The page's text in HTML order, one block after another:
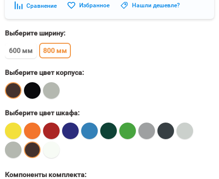
Сравнение Избранное Нашли дешевле?
Выберите ширину:
600 мм 800 мм
Выберите цвет корпуса:
Выберите цвет шкафа:
Компоненты комплекта: